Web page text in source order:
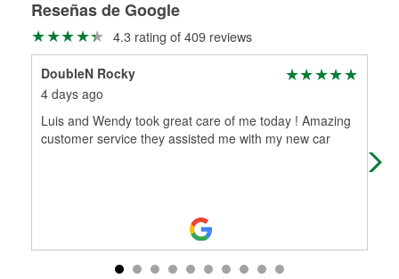
Más información sobre el Programa de Préstamo de
Herramientas de O'Reilly
medirán tus tambores o discos para determinar si pueden
ser rectificados con seguridad. Si tus tambores o discos no
pueden ser reutilizados, podemos ayudarte a encontrar las
partes de reemplazo correctas para tu reparación.
Rectificación de tambores y discos de freno
Reseñas de Google
4.3 rating of 409 reviews
DoubleN Rocky
4 days ago
Luis and Wendy took great care of me today ! Amazing
customer service they assisted me with my new car